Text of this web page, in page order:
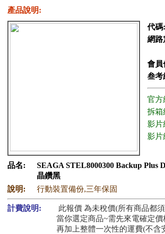
產品說明:
代碼:
網路
會員
叁考
官方
拆箱
影片
影片
品名:
SEAGA STEL8000300 Backup Plus
晶鑽黑
說明:
行動裝置備份,三年保固
計費說明:
此報價 為未稅價(所有商品都
當你選定商品~需先來電確定
再加上整體一次性的運費(不含